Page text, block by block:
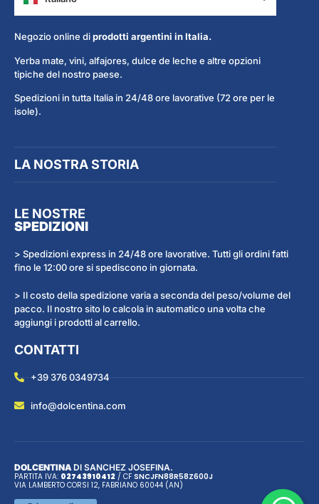
Negozio online diprodotti argentini in Italia.
Yerba mate, vini, alfajores, dulce de leche e altre opzioni
tipiche del nostro paese.
Spedizioni in tutta Italia in 24/48 ore lavorative (72 ore per le
isole).
LA NOSTRA STORIA
LE NOSTRE
SPEDIZIONI
> Spedizioni express in 24/48 ore lavorative. Tutti gli ordini fatti
fino le 12:00 ore si spediscono in giornata.
> Il costo della spedizione varia a seconda del peso/volume del
pacco. Il nostro sito lo calcola in automatico una volta che
aggiungi i prodotti al carrello.
CONTATTI
+39 376 0349734
info@dolcentina.com
DOLCENTINA DI SANCHEZ JOSEFINA.
PARTITA IVA: 02743910412 / CF SNCJFN88R58Z600J
VIA LAMBERTO CORSI 12, FABRIANO 60044 (AN)